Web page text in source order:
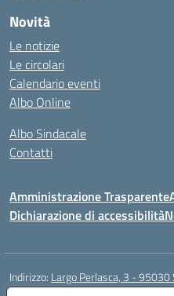
Novità
Le notizie
Le circolari
Calendario eventi
Albo Online
Albo Sindacale
Contatti
Amministrazione Trasparente
Dichiarazione di accessibilità
Indirizzo: Largo Perlasca, 3 - 95030